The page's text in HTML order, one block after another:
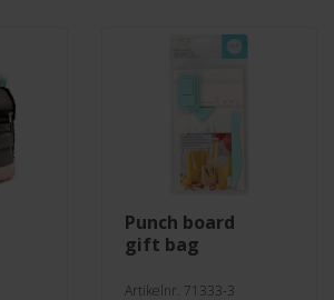
punch board
gift bag
Artikelnr. 71333-3